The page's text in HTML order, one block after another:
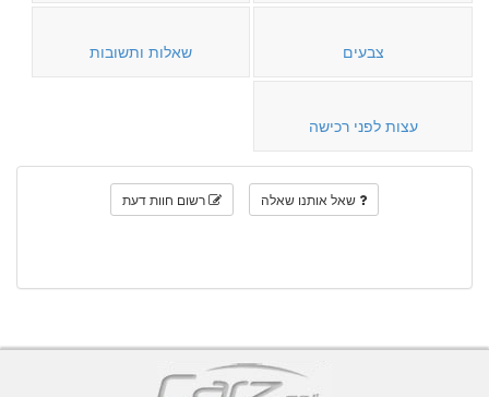
צבעים שאלות ותשובות
עצות לפני רכישה
שאל אותנו שאלה רשום חוות דעת